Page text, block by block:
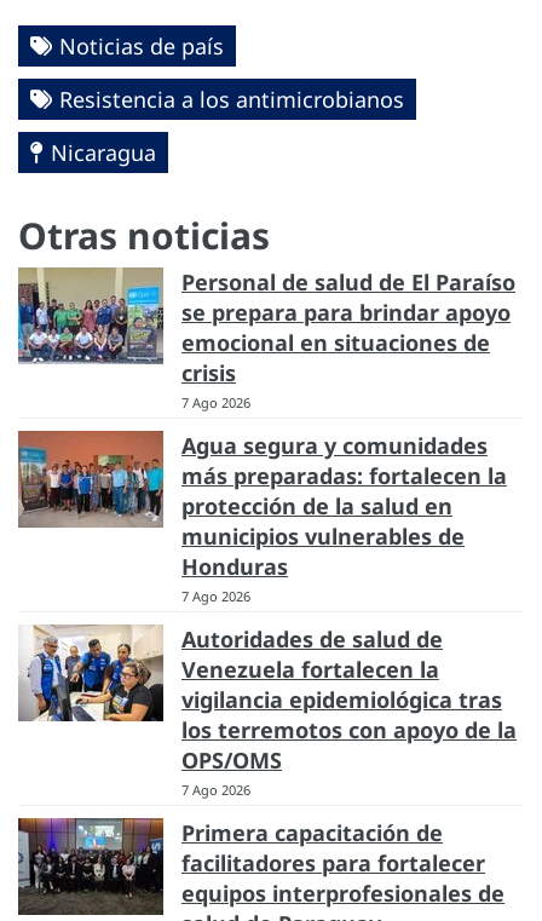
Noticias de país
Resistencia a los antimicrobianos
Nicaragua
Otras noticias
Personal de salud de El Paraíso
se prepara para brindar apoyo
emocional en situaciones de
crisis
7 Ago 2026
Agua segura y comunidades
más preparadas: fortalecen la
protección de la salud en
municipios vulnerables de
Honduras
7 Ago 2026
Autoridades de salud de
Venezuela fortalecen la
vigilancia epidemiológica tras
los terremotos con apoyo de la
OPS/OMS
7 Ago 2026
Primera capacitación de
facilitadores para fortalecer
equipos interprofesionales de